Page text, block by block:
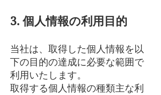
3. 個人情報の利用目的
当社は、取得した個人情報を以
下の目的の達成に必要な範囲で
利用いたします。
取得する個人情報の種類主な利